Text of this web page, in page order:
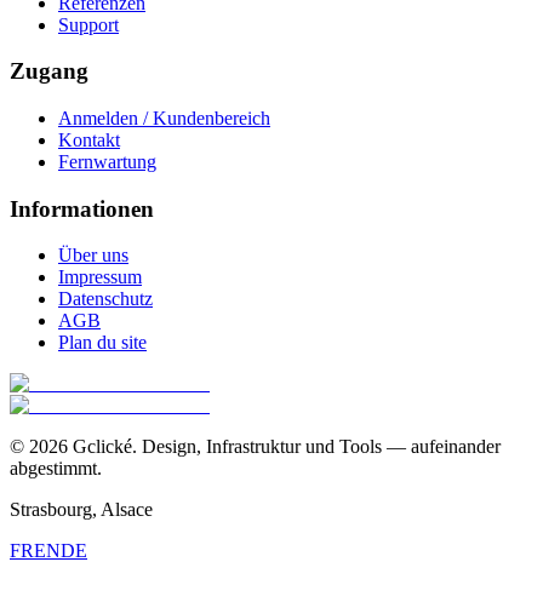
Support
Zugang
Anmelden / Kundenbereich
Kontakt
Fernwartung
Informationen
Über uns
Impressum
Datenschutz
AGB
Plan du site
© 2026 Gclické. Design, Infrastruktur und Tools — aufeinander
abgestimmt.
Strasbourg, Alsace
FRENDE